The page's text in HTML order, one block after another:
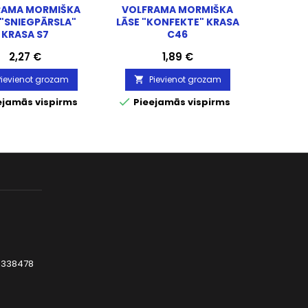
MORMIŠKA
KRASA S7
Cena
2,27 €
grozam
vispirms
VOLFRAMA MORMIŠKA
LĀSE "KONFEKTE" KRASA
C46
Cena
1,89 €
 Pievienot grozam
 Pieejamās vispirms